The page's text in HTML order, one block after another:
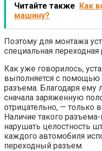
Читайте также Как
машину?
Поэтому для монтажа
специальная переходная
Как уже говорилось,
выполняется с помощью
разъема. Благодаря ему
сначала заряженную
отрицательно, — только
Наличие такого
нарушать целостность
каждого автомобиля
переходный разъем.